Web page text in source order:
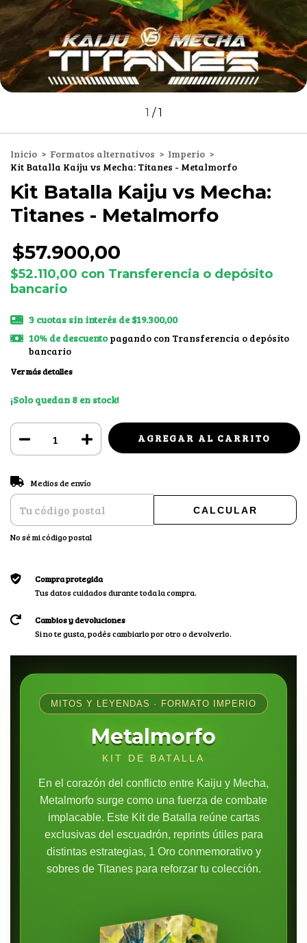
1 /1
Inicio > Formatos alternativos > Imperio >
Kit Batalla Kaiju vs Mecha: Titanes - Metalmorfo
Kit Batalla Kaiju vs Mecha:
Titanes - Metalmorfo
$57.900,00
$52.110,00 con Transferencia o depósito
bancario
3 cuotas sin interés de$19.300,00
10% de descuentopagando con Transferencia o depósito
bancario
Ver más detalles
¡Solo quedan 8 en stock!
Entregas para el CP:
Medios de envío
CALCULAR
No sé mi código postal
Compra protegida
Tus datos cuidados durante toda la compra.
Cambios y devoluciones
Si no te gusta, podés cambiarlo por otro o devolverlo.
MITOS Y LEYENDAS · FORMATO IMPERIO
Metalmorfo
KIT DE BATALLA
En el corazón del conflicto entre Kaiju y Mecha,
Metalmorfo surge como una fuerza de combate
implacable. Este Kit de Batalla reúne cartas
exclusivas del escuadrón, reprints útiles para
distintas estrategias, 1 Oro conmemorativo y
sobres de Titanes para reforzar tu colección.